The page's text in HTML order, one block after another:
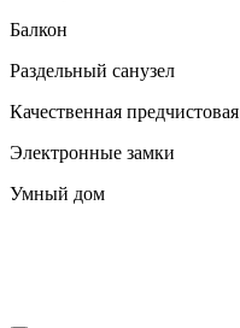
Балкон
Раздельный санузел
Качественная предчистовая
Электронные замки
Умный дом